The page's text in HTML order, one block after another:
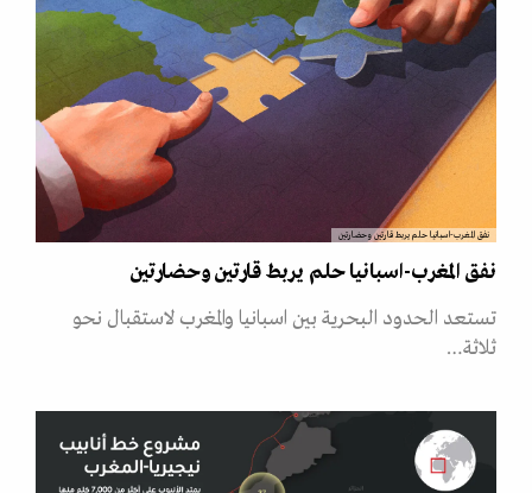
نفق المغرب-اسبانيا حلم يربط قارتين وحضارتين
نفق المغرب-اسبانيا حلم يربط قارتين وحضارتين
تستعد الحدود البحرية بين اسبانيا والمغرب لاستقبال نحو
ثلاثة…